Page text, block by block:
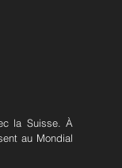
la Suisse. À
au Mondial